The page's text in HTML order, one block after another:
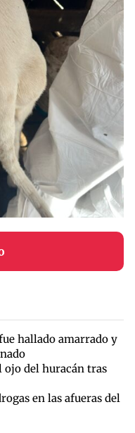
hallado amarrado y
ojo del huracán tras
en las afueras del